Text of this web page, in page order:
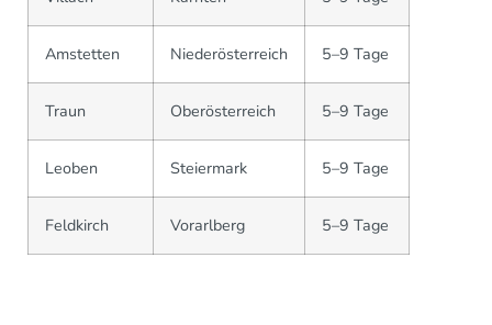
Amstetten Niederösterreich 5–9 Tage
Traun Oberösterreich 5–9 Tage
Leoben Steiermark 5–9 Tage
Feldkirch Vorarlberg 5–9 Tage